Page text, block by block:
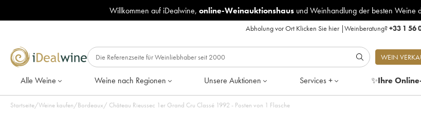
Willkommen auf iDealwine, online-Weinauktionshausund Weinhandlung der besten Weine
Abholung vor Ort Klicken Sie hier|Weinberatung?+33 1 56
WEIN
Alle Weine Weine nach Regionen Unsere Auktionen Services + ✨Ihre
Startseite/Weine kaufen/Bordeaux/ Château Rieussec 1er Grand Cru Classé 1992 - Posten von 1 Flasche